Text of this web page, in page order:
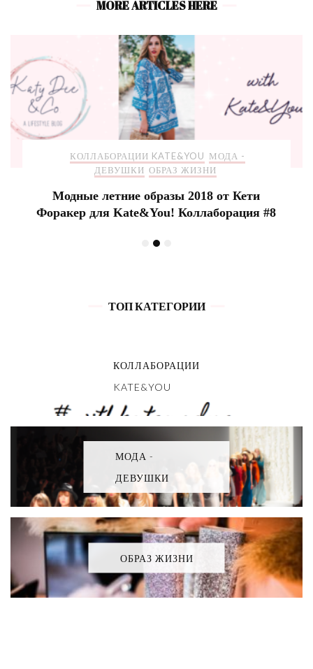
MORE ARTICLES HERE
КОЛЛАБОРАЦИИ KATE&YOU МОДА -
ДЕВУШКИ ОБРАЗ ЖИЗНИ
Модные летние образы 2018 от Кети
Форакер для Kate&You! Коллаборация #8
ТОП КАТЕГОРИИ
КОЛЛАБОРАЦИИ
KATE&YOU
МОДА -
ДЕВУШКИ
ОБРАЗ ЖИЗНИ